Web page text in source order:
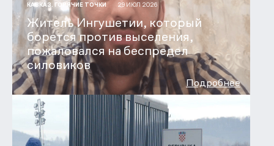
КАВКАЗ. ГОРЯЧИЕ ТОЧКИ 29 ИЮЛ 2026
Житель Ингушетии, который
борется против выселения,
пожаловался на беспредел
силовиков
Подробнее